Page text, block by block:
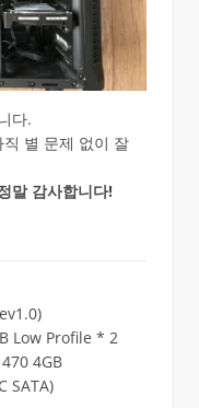
다.
별 문제 없이 잘
말 감사합니다!
Low Profile * 2
4GB
SATA)